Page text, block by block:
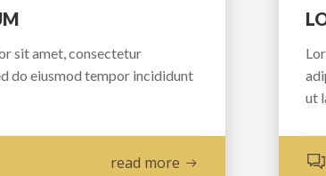
sit amet, consectetur
do eiusmod tempor incididunt
read more
ut